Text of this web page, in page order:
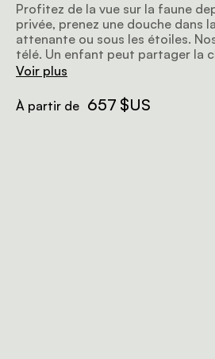
Profitez de la vue sur la faune
privée, prenez une douche dans
attenante ou sous les étoiles.
télé. Un enfant peut partager la
parents.
Voir plus
À partir de 657 $US